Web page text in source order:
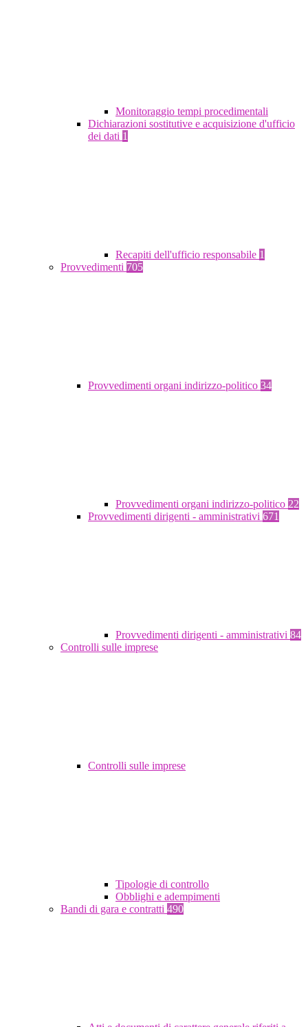
Monitoraggio tempi procedimentali
Dichiarazioni sostitutive e acquisizione d'ufficio
dei dati 1
Recapiti dell'ufficio responsabile 1
Provvedimenti 705
Provvedimenti organi indirizzo-politico 34
Provvedimenti organi indirizzo-politico 22
Provvedimenti dirigenti - amministrativi 671
Provvedimenti dirigenti - amministrativi 84
Controlli sulle imprese
Controlli sulle imprese
Tipologie di controllo
Obblighi e adempimenti
Bandi di gara e contratti 490